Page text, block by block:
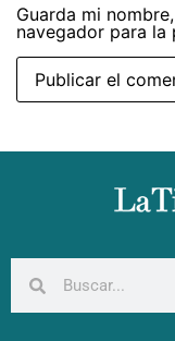
Guarda mi
navegador para la